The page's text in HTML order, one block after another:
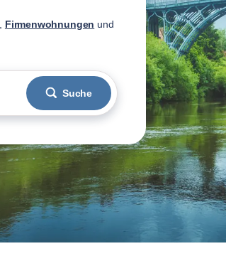
Firmenwohnungen und
Suche